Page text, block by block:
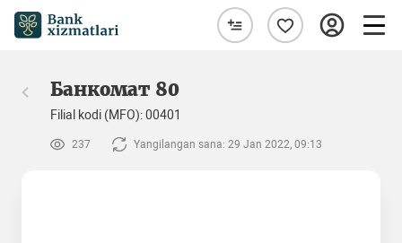
Банкомат 80
Filial kodi (MFO): 00401
237 Yangilangan sana: 29 Jan 2022, 09:13